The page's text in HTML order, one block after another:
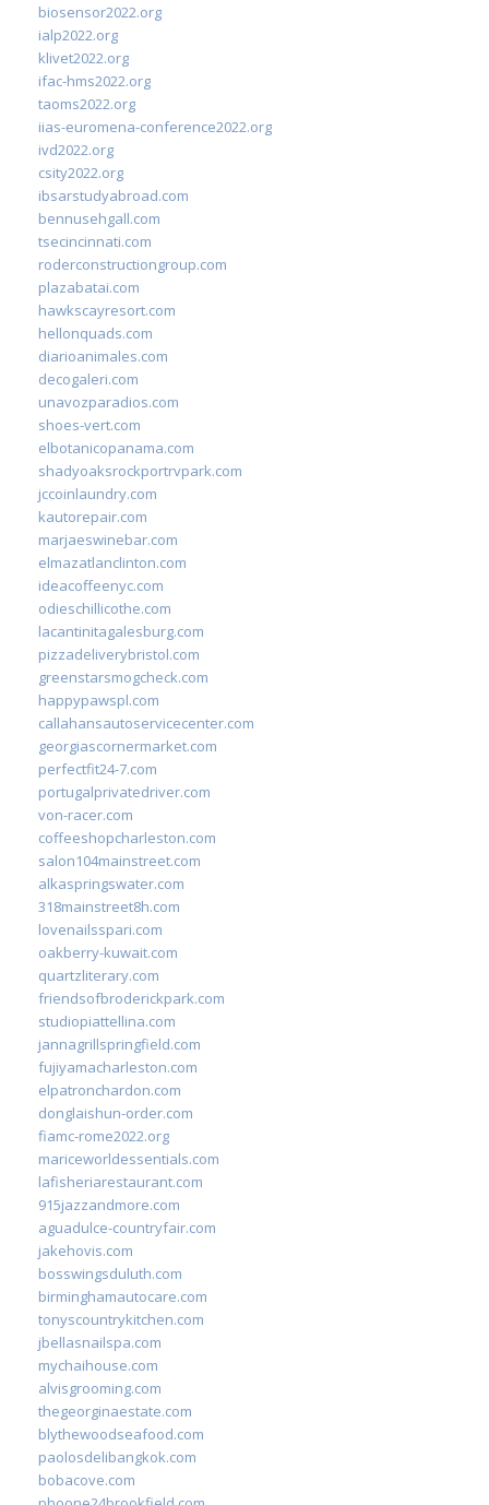
biosensor2022.org
ialp2022.org
klivet2022.org
ifac-hms2022.org
taoms2022.org
iias-euromena-conference2022.org
ivd2022.org
csity2022.org
ibsarstudyabroad.com
bennusehgall.com
tsecincinnati.com
roderconstructiongroup.com
plazabatai.com
hawkscayresort.com
hellonquads.com
diarioanimales.com
decogaleri.com
unavozparadios.com
shoes-vert.com
elbotanicopanama.com
shadyoaksrockportrvpark.com
jccoinlaundry.com
kautorepair.com
marjaeswinebar.com
elmazatlanclinton.com
ideacoffeenyc.com
odieschillicothe.com
lacantinitagalesburg.com
pizzadeliverybristol.com
greenstarsmogcheck.com
happypawspl.com
callahansautoservicecenter.com
georgiascornermarket.com
perfectfit24-7.com
portugalprivatedriver.com
von-racer.com
coffeeshopcharleston.com
salon104mainstreet.com
alkaspringswater.com
318mainstreet8h.com
lovenailsspari.com
oakberry-kuwait.com
quartzliterary.com
friendsofbroderickpark.com
studiopiattellina.com
jannagrillspringfield.com
fujiyamacharleston.com
elpatronchardon.com
donglaishun-order.com
fiamc-rome2022.org
mariceworldessentials.com
lafisheriarestaurant.com
915jazzandmore.com
aguadulce-countryfair.com
jakehovis.com
bosswingsduluth.com
birminghamautocare.com
tonyscountrykitchen.com
jbellasnailspa.com
mychaihouse.com
alvisgrooming.com
thegeorginaestate.com
blythewoodseafood.com
paolosdelibangkok.com
bobacove.com